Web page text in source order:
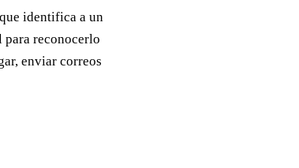
identifica a un
para reconocerlo
enviar correos